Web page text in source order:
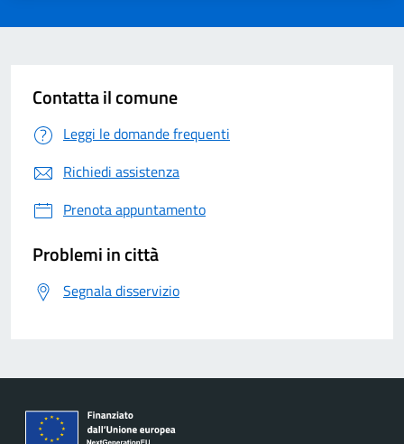
Contatta il comune
Leggi le domande frequenti
Richiedi assistenza
Prenota appuntamento
Problemi in città
Segnala disservizio